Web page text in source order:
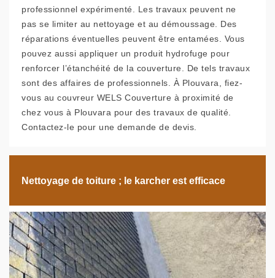
professionnel expérimenté. Les travaux peuvent ne
pas se limiter au nettoyage et au démoussage. Des
réparations éventuelles peuvent être entamées. Vous
pouvez aussi appliquer un produit hydrofuge pour
renforcer l’étanchéité de la couverture. De tels travaux
sont des affaires de professionnels. À Plouvara, fiez-
vous au couvreur WELS Couverture à proximité de
chez vous à Plouvara pour des travaux de qualité.
Contactez-le pour une demande de devis.
Nettoyage de toiture ; le karcher est efficace